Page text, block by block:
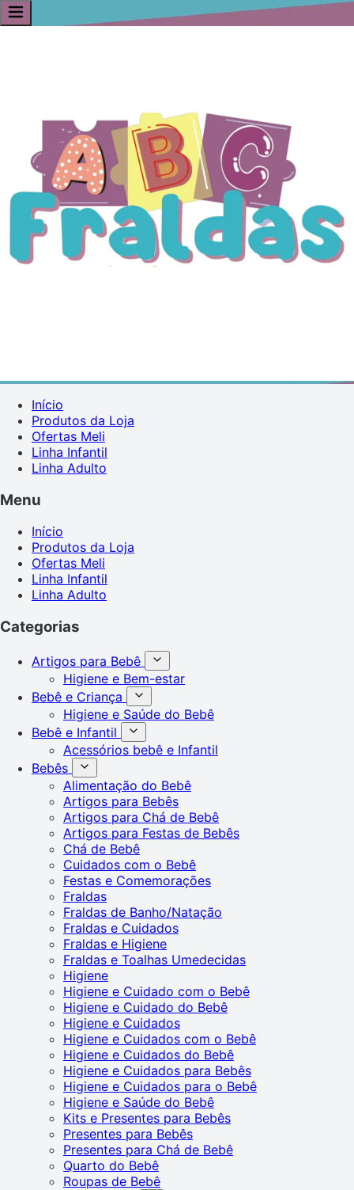
Início
Produtos da Loja
Ofertas Meli
Linha Infantil
Linha Adulto
Menu
Início
Produtos da Loja
Ofertas Meli
Linha Infantil
Linha Adulto
Categorias
Artigos para Bebê
Higiene e Bem-estar
Bebê e Criança
Higiene e Saúde do Bebê
Bebê e Infantil
Acessórios bebê e Infantil
Bebês
Alimentação do Bebê
Artigos para Bebês
Artigos para Chá de Bebê
Artigos para Festas de Bebês
Chá de Bebê
Cuidados com o Bebê
Festas e Comemorações
Fraldas
Fraldas de Banho/Natação
Fraldas e Cuidados
Fraldas e Higiene
Fraldas e Toalhas Umedecidas
Higiene
Higiene e Cuidado com o Bebê
Higiene e Cuidado do Bebê
Higiene e Cuidados
Higiene e Cuidados com o Bebê
Higiene e Cuidados do Bebê
Higiene e Cuidados para Bebês
Higiene e Cuidados para o Bebê
Higiene e Saúde do Bebê
Kits e Presentes para Bebês
Presentes para Bebês
Presentes para Chá de Bebê
Quarto do Bebê
Roupas de Bebê